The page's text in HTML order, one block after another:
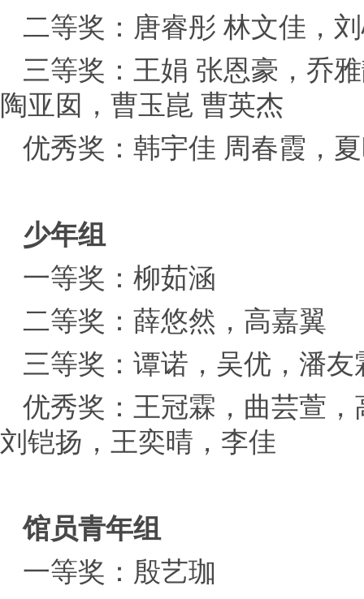
二等奖：唐睿彤 林文佳，
三等奖：王娟 张恩豪，乔
陶亚囡，曹玉崑 曹英杰
优秀奖：韩宇佳 周春霞，
少年组
一等奖：柳茹涵
二等奖：薛悠然，高嘉翼
三等奖：谭诺，吴优，潘
优秀奖：王冠霖，曲芸萱
刘铠扬，王奕晴，李佳
馆员青年组
一等奖：殷艺珈